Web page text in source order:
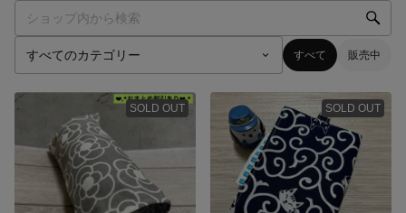
すべて 販売中
SOLD OUT SOLD OUT